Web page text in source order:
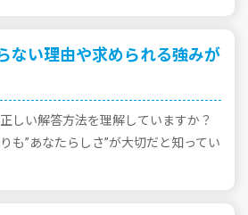
ない理由や求められる強みが
しい解答⽅法を理解していますか？
も”あなたらしさ”が⼤切だと知ってい